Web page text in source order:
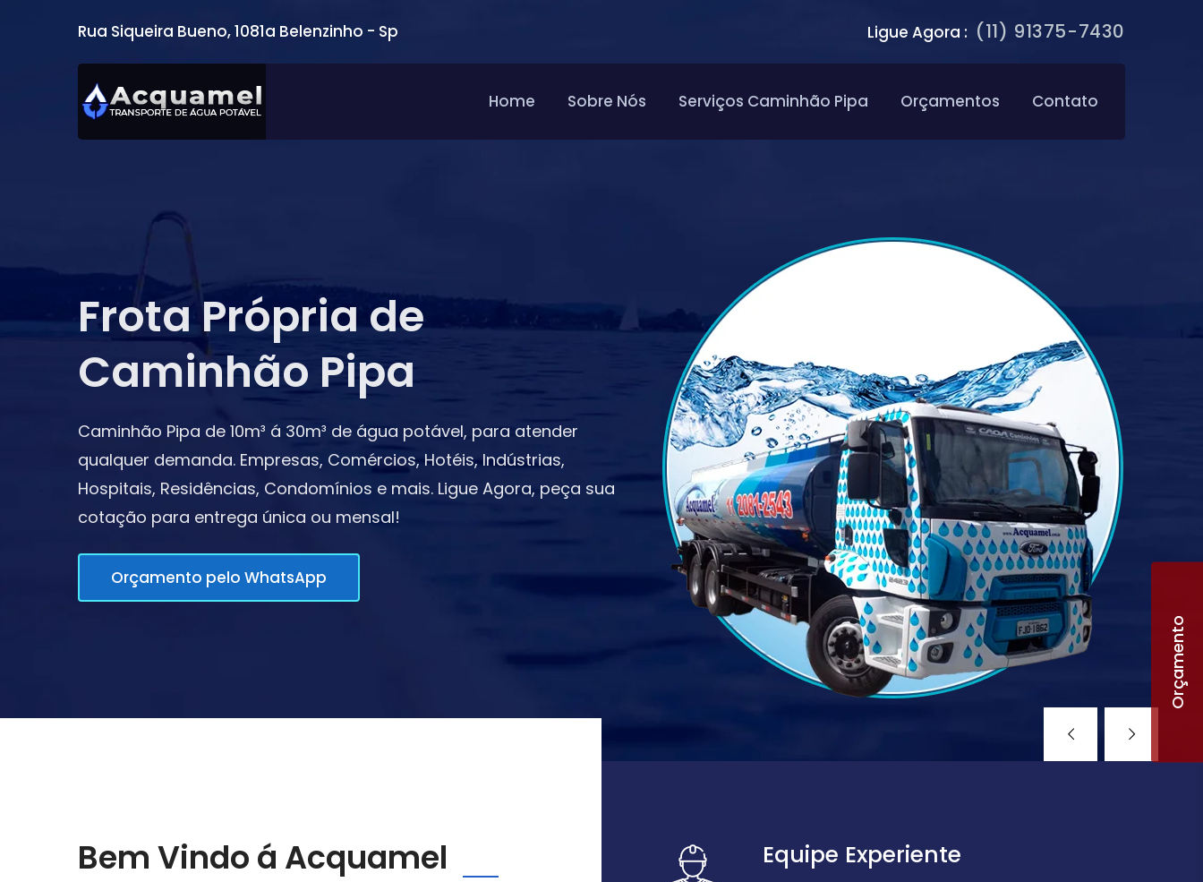
Rua Siqueira Bueno, 1081a Belenzinho - Sp Ligue Agora : (11) 91375-7430
Home Sobre Nós Serviços Caminhão Pipa Orçamentos Contato
Orçamento
Frota Própria de
Caminhão Pipa
Caminhão Pipa de 10m³ á 30m³ de água potável, para atender
qualquer demanda. Empresas, Comércios, Hotéis, Indústrias,
Hospitais, Residências, Condomínios e mais. Ligue Agora, peça sua
cotação para entrega única ou mensal!
Orçamento pelo WhatsApp
Bem Vindo á Acquamel Equipe Experiente